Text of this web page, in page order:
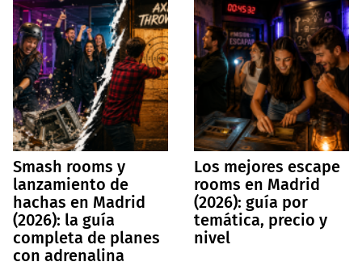
Smash rooms y
lanzamiento de
hachas en Madrid
(2026): la guía
completa de planes
con adrenalina
Los mejores escape
rooms en Madrid
(2026): guía por
temática, precio y
nivel